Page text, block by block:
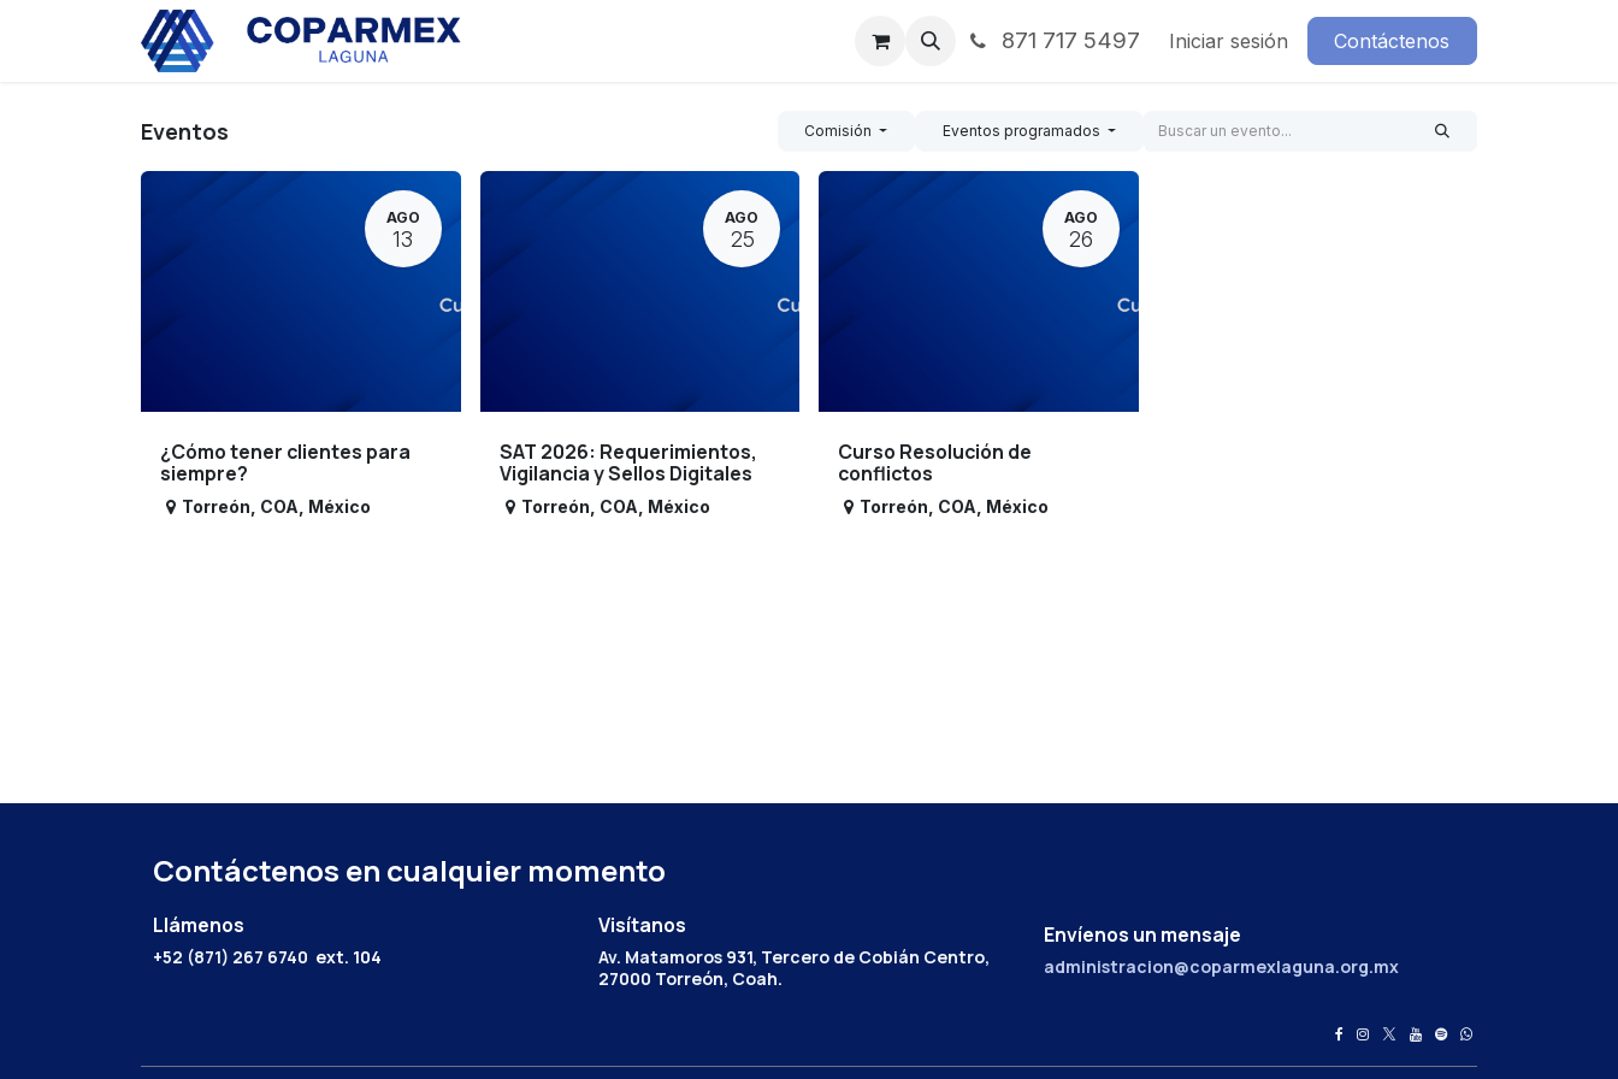
Noticias Contáctenos871 717 5497 Iniciar sesión Contáctenos
Eventos Comisión Eventos programados
AGO
13
¿Cómo tener clientes para
siempre?
Torreón COA México
AGO
25
SAT 2026: Requerimientos,
Vigilancia y Sellos Digitales
Torreón COA México
AGO
26
Curso Resolución de
conflictos
Torreón COA México
Contáctenos en cualquier momento
Llámenos
+52 (871) 267 6740 ext. 104
Envíenos un mensaje
administracion@coparmexlaguna.org.mx
Visítanos
Av. Matamoros 931, Tercero de Cobián Centro,
27000 Torreón, Coah.